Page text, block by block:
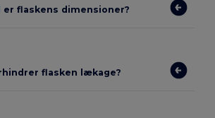
er flaskens dimensioner?
flasken lækage?